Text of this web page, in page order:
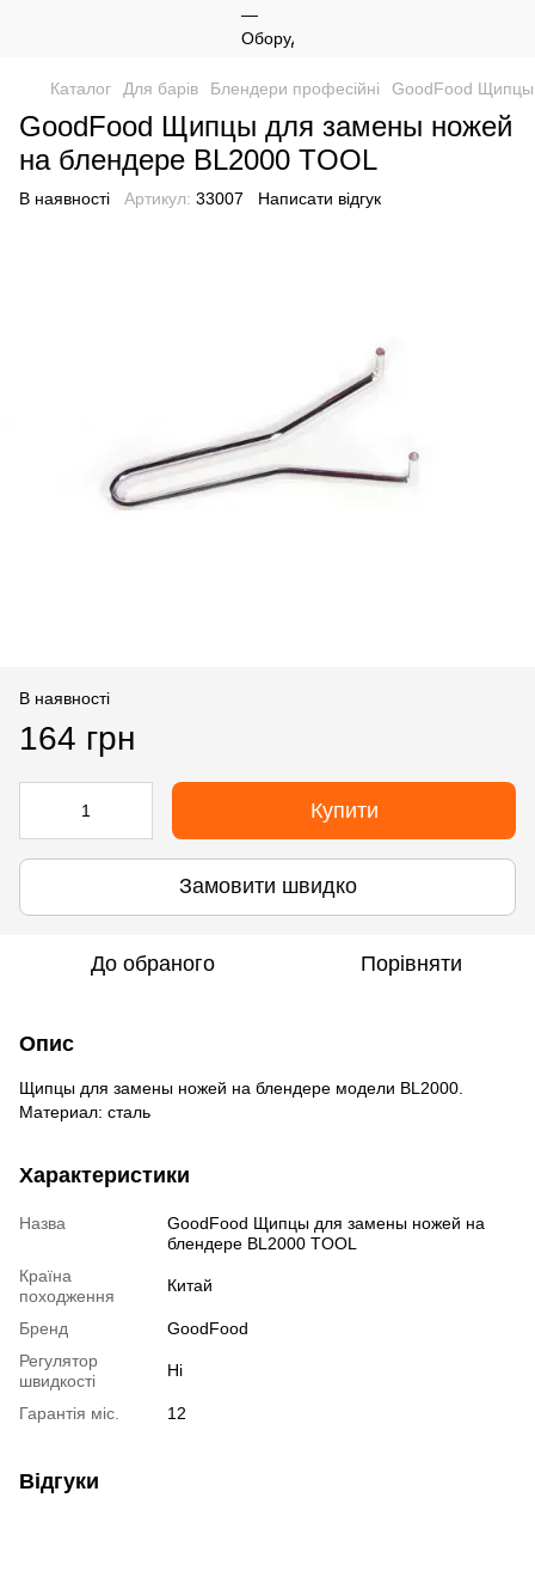
Каталог Для барів Блендери професійні GoodFood Щипцы
GoodFood Щипцы для замены ножей
на блендере BL2000 TOOL
В наявності Артикул: 33007 Написати відгук
В наявності
164 грн
Купити
Замовити швидко
До обраного Порівняти
Опис
Щипцы для замены ножей на блендере модели BL2000.
Материал: сталь
Характеристики
Назва
GoodFood Щипцы для замены ножей на
блендере BL2000 TOOL
Країна
походження
Китай
Бренд
GoodFood
Регулятор
швидкості
Ні
Гарантія міс. 12
Відгуки